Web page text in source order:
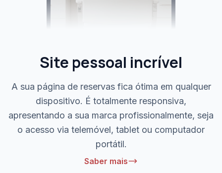
Site pessoal incrível
A sua página de reservas fica ótima em qualquer
dispositivo. É totalmente responsiva,
apresentando a sua marca profissionalmente, seja
o acesso via telemóvel, tablet ou computador
portátil.
Saber mais